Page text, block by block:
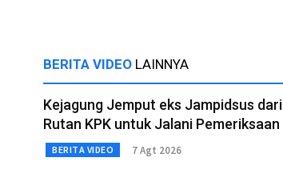
BERITA VIDEO LAINNYA
Kejagung Jemput eks Jampidsus dari
Rutan KPK untuk Jalani Pemeriksaan
BERITA VIDEO 7 Agt 2026